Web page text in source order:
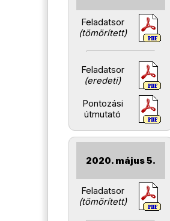
Feladatsor
(tömörített)
Feladatsor
(eredeti)
Pontozási
útmutató
2020. május 5.
Feladatsor
(tömörített)